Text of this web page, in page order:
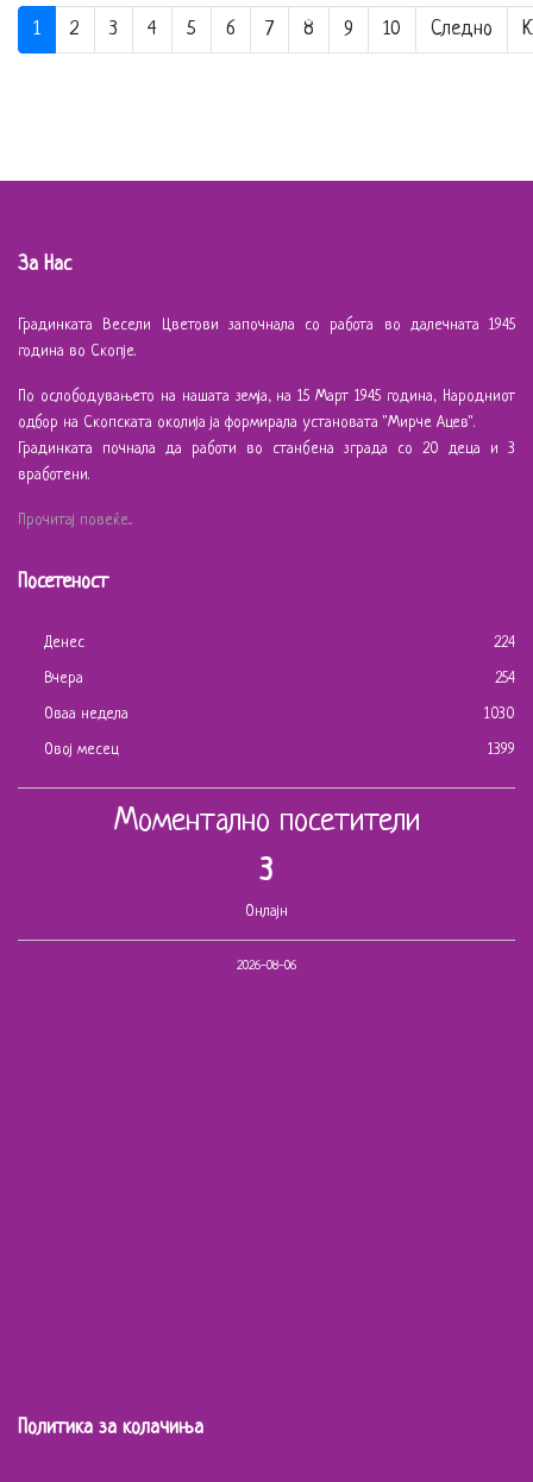
1 2 3 4 5 6 7 8 9 10 Следно
За Нас
Градинката Весели Цветови започнала со работа во далечната 1945
година во Скопје.
По ослободувањето на нашата земја, на 15 Март 1945 година, Народниот
одбор на Скопската околија ја формирала установата "Мирче Ацев".
Градинката почнала да работи во станбена зграда со 20 деца и 3
вработени.
Прочитај повеќе...
Посетеност
Денес
224
Вчера
254
Оваа недела
1030
Овој месец
1399
Моментално посетители
3
Онлајн
2026-08-06
Политика за колачиња